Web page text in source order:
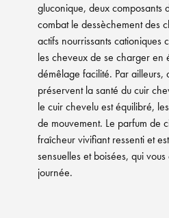
gluconique, deux composants
combat le dessèchement des
actifs nourrissants cationiques
les cheveux de se charger en
démêlage facilité. Par ailleurs,
préservent la santé du cuir
le cuir chevelu est équilibré,
de mouvement. Le parfum de
fraîcheur vivifiant ressenti et
sensuelles et boisées, qui
journée.